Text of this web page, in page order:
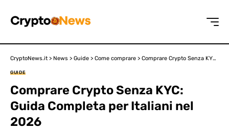
CryptoNews.it > News > Guide > Come comprare > Comprare Crypto Senza KYC: Guida Completa per Italiani nel 2026
GUIDE
Comprare Crypto Senza KYC:
Guida Completa per Italiani nel
2026